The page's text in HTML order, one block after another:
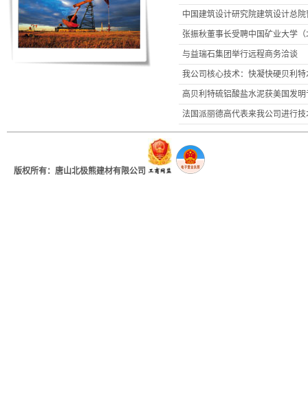
中国建筑设计研究院建筑设计总
张振秋董事长受聘中国矿业大学
与益瑞石集团举行远程商务洽谈
我公司核心技术：快凝快硬贝利
高贝利特硫铝酸盐水泥获美国发明
法国派丽德高代表来我公司进行技
版权所有：唐山北极熊建材有限公司